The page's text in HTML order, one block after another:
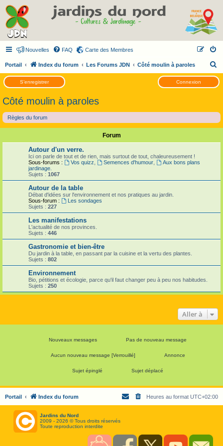
Nouvelles FAQ Carte des Membres
Portail Index du forum Les Forums JDN Côté moulin à paroles
e
c
e
r
S’enregistrer Connexion
Côté moulin à paroles
Règles du forum
Forum
Autour d'un verre.
Ici on parle de tout et de rien, mais surtout de tout, chaleureusement !
Sous-forums :
Vos quizz Semences d'humour,
Aux bons plans
jardinage.
Sujets : 1067
Autour de la table
Débat d'idées sur l'environnement et nos pratiques au jardin.
Sous-forum :
Les sondages
Sujets : 227
Les manifestations
L'actualité de nos provinces.
Sujets : 446
Gastronomie et bien-être
Du jardin à la table, en passant par la cuisine et la vertu des plantes.
Sujets : 802
Environnement
Bio, pétitions et écologie, parce qu'il faut changer peu à peu nos habitudes.
Sujets : 250
Aller à
Nouveaux messages Pas de nouveau message
Aucun nouveau message [Verrouillé] Annonce
Sujet épinglé Sujet déplacé
Portail Index du forum Heures au format UTC+02:00
Jardins du Nord
2009 - 2026 © Tous droits réservés
Toute reproduction interdite